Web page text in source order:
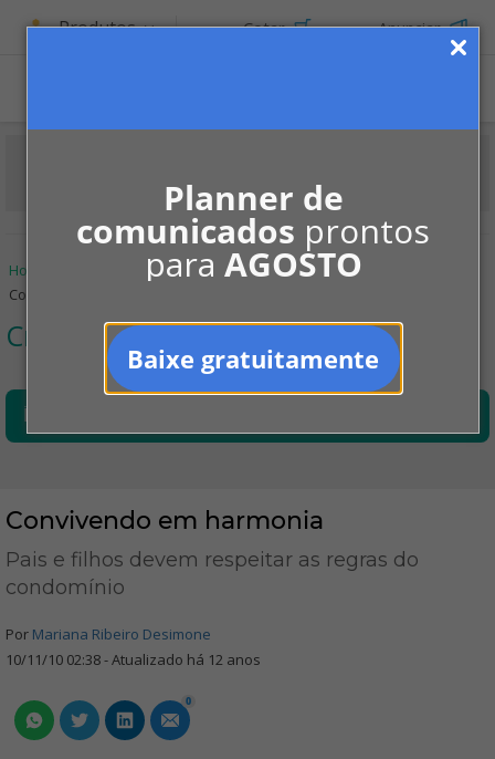
Planner de
comunicados prontos
para AGOSTO
Baixe gratuitamente
Produtos Cotar Anunciar
Home Convivência
Crianças
Convivendo em harmonia
Crianças
Convivendo em harmonia
Pais e filhos devem respeitar as regras do
condomínio
Por Mariana Ribeiro Desimone
10/11/10 02:38 - Atualizado há 12 anos
0